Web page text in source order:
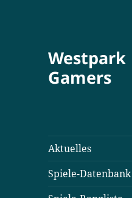
Westpark
Gamers
Aktuelles
Spiele-Datenbank